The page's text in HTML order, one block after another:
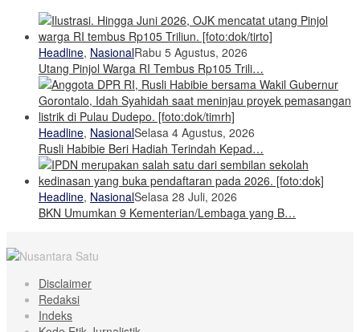
Headline, NasionalRabu 5 Agustus, 2026
Utang Pinjol Warga RI Tembus Rp105 Trili…
Headline, NasionalSelasa 4 Agustus, 2026
Rusli Habibie Beri Hadiah Terindah Kepad…
Headline, NasionalSelasa 28 Juli, 2026
BKN Umumkan 9 Kementerian/Lembaga yang B…
Disclaimer
Redaksi
Indeks